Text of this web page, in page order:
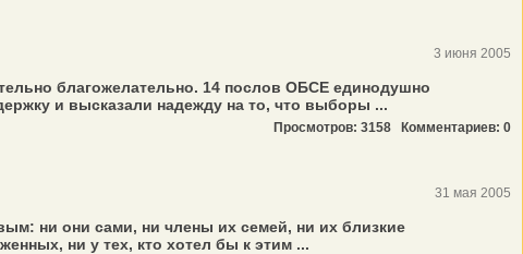
3 июня 2005
благожелательно. 14 послов ОБСЕ единодушно
и высказали надежду на то, что выборы ...
Просмотров: 3158 Комментариев: 0
31 мая 2005
ни они сами, ни члены их семей, ни их близкие
ни у тех, кто хотел бы к этим ...